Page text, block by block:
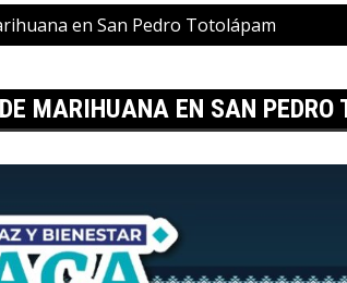
en San Pedro Totolápam
MARIHUANA EN SAN PEDRO